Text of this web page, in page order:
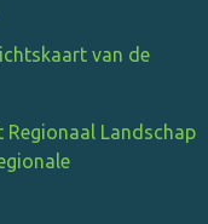
van de
Regionaal Landschap